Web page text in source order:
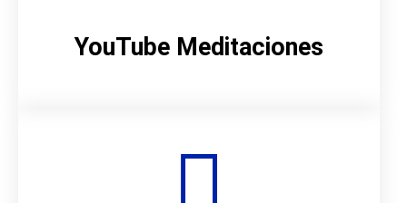
YouTube Meditaciones